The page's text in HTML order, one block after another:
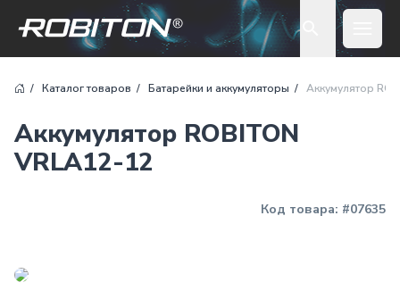
Каталог товаров Батарейки и аккумуляторы Аккумулятор
Аккумулятор ROBITON
VRLA12-12
Код товара: #07635